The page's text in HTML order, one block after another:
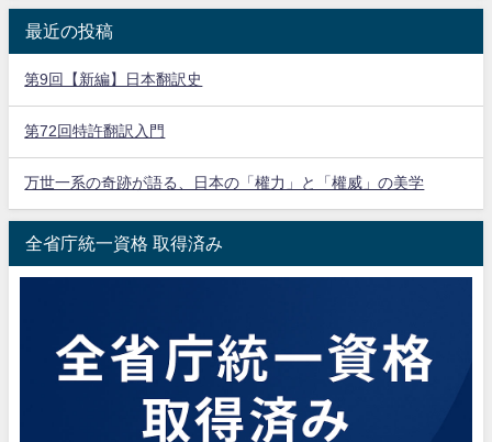
最近の投稿
第9回【新編】日本翻訳史
第72回特許翻訳入門
万世一系の奇跡が語る、日本の「權力」と「權威」の美学
全省庁統一資格 取得済み